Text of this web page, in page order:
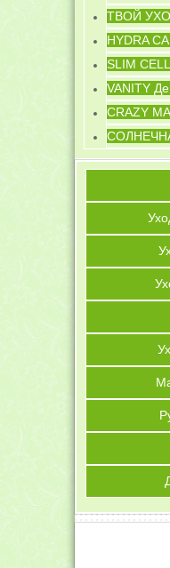
ТВОЙ
HYDRA
SLIM
VANITY
CRAZY